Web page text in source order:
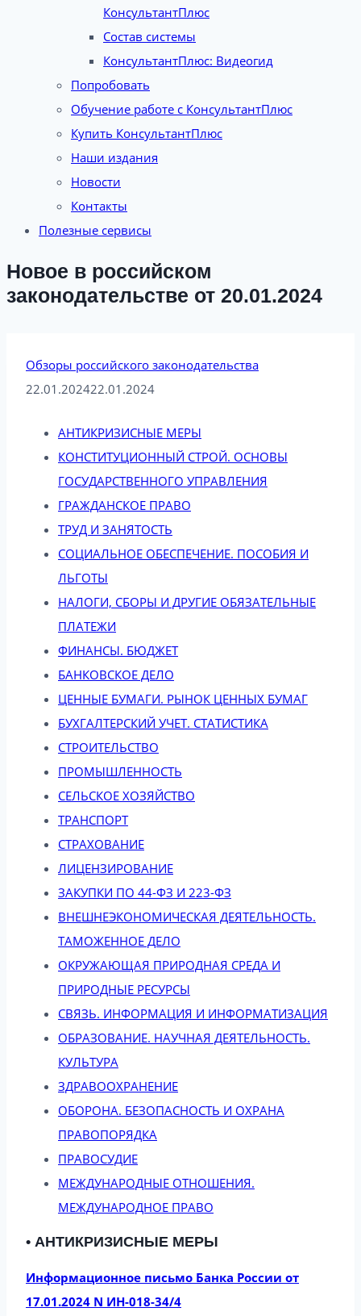
КонсультантПлюс
Состав системы
КонсультантПлюс: Видеогид
Попробовать
Обучение работе с КонсультантПлюс
Купить КонсультантПлюс
Наши издания
Новости
Контакты
Полезные сервисы
Новое в российском
законодательстве от 20.01.2024
Обзоры российского законодательства
22.01.202422.01.2024
АНТИКРИЗИСНЫЕ МЕРЫ
КОНСТИТУЦИОННЫЙ СТРОЙ. ОСНОВЫ
ГОСУДАРСТВЕННОГО УПРАВЛЕНИЯ
ГРАЖДАНСКОЕ ПРАВО
ТРУД И ЗАНЯТОСТЬ
СОЦИАЛЬНОЕ ОБЕСПЕЧЕНИЕ. ПОСОБИЯ И
ЛЬГОТЫ
НАЛОГИ, СБОРЫ И ДРУГИЕ ОБЯЗАТЕЛЬНЫЕ
ПЛАТЕЖИ
ФИНАНСЫ. БЮДЖЕТ
БАНКОВСКОЕ ДЕЛО
ЦЕННЫЕ БУМАГИ. РЫНОК ЦЕННЫХ БУМАГ
БУХГАЛТЕРСКИЙ УЧЕТ. СТАТИСТИКА
СТРОИТЕЛЬСТВО
ПРОМЫШЛЕННОСТЬ
СЕЛЬСКОЕ ХОЗЯЙСТВО
ТРАНСПОРТ
СТРАХОВАНИЕ
ЛИЦЕНЗИРОВАНИЕ
ЗАКУПКИ ПО 44-ФЗ И 223-ФЗ
ВНЕШНЕЭКОНОМИЧЕСКАЯ ДЕЯТЕЛЬНОСТЬ.
ТАМОЖЕННОЕ ДЕЛО
ОКРУЖАЮЩАЯ ПРИРОДНАЯ СРЕДА И
ПРИРОДНЫЕ РЕСУРСЫ
СВЯЗЬ. ИНФОРМАЦИЯ И ИНФОРМАТИЗАЦИЯ
ОБРАЗОВАНИЕ. НАУЧНАЯ ДЕЯТЕЛЬНОСТЬ.
КУЛЬТУРА
ЗДРАВООХРАНЕНИЕ
ОБОРОНА. БЕЗОПАСНОСТЬ И ОХРАНА
ПРАВОПОРЯДКА
ПРАВОСУДИЕ
МЕЖДУНАРОДНЫЕ ОТНОШЕНИЯ.
МЕЖДУНАРОДНОЕ ПРАВО
• АНТИКРИЗИСНЫЕ МЕРЫ
Информационное письмо Банка России от
17.01.2024 N ИН-018-34/4